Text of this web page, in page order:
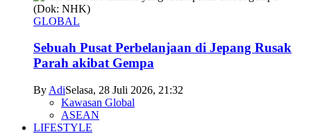
GLOBAL
Sebuah Pusat Perbelanjaan di Jepang Rusak
Parah akibat Gempa
By AdiSelasa, 28 Juli 2026, 21:32
Kawasan Global
ASEAN
LIFESTYLE